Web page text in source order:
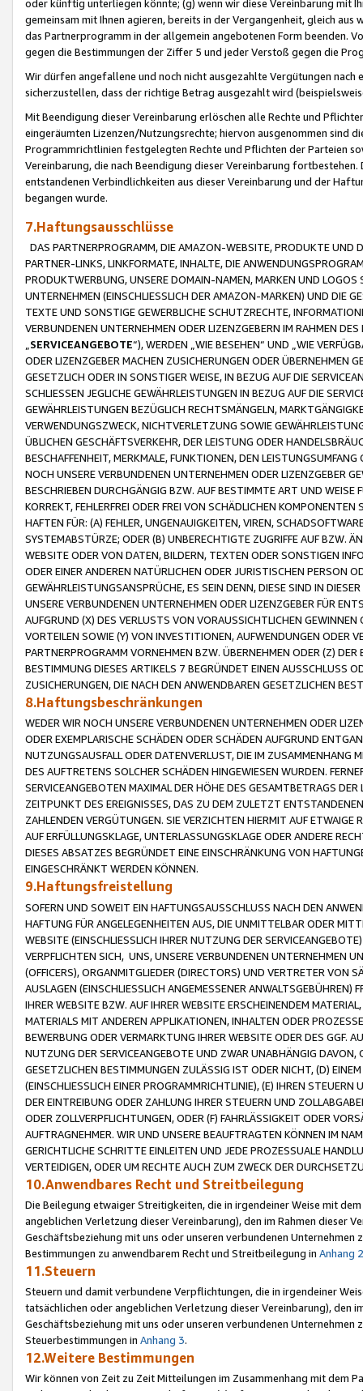
oder künftig unterliegen könnte; (g) wenn wir diese Vereinbarung mit
gemeinsam mit Ihnen agieren, bereits in der Vergangenheit, gleich
das Partnerprogramm in der allgemein angebotenen Form beenden.
gegen die Bestimmungen der Ziffer 5 und jeder Verstoß gegen die
Wir dürfen angefallene und noch nicht ausgezahlte Vergütungen
sicherzustellen, dass der richtige Betrag ausgezahlt wird
Mit Beendigung dieser Vereinbarung erlöschen alle Rechte und
eingeräumten Lizenzen/Nutzungsrechte; hiervon ausgenommen sind
Programmrichtlinien festgelegten Rechte und Pflichten der Parteien
Vereinbarung, die nach Beendigung dieser Vereinbarung
entstandenen Verbindlichkeiten aus dieser Vereinbarung und der
begangen wurde.
7.Haftungsausschlüsse
DAS PARTNERPROGRAMM, DIE AMAZON-WEBSITE, PRODUKTE UND
PARTNER-LINKS, LINKFORMATE, INHALTE, DIE
PRODUKTWERBUNG, UNSERE DOMAIN-NAMEN, MARKEN UND
UNTERNEHMEN (EINSCHLIESSLICH DER AMAZON-MARKEN) UND DIE
TEXTE UND SONSTIGE GEWERBLICHE SCHUTZRECHTE,
VERBUNDENEN UNTERNEHMEN ODER LIZENZGEBERN IM RAHMEN
SERVICEANGEBOTE“), WERDEN „WIE BESEHEN“ UND „WIE
ODER LIZENZGEBER MACHEN ZUSICHERUNGEN ODER ÜBERNEHMEN
GESETZLICH ODER IN SONSTIGER WEISE, IN BEZUG AUF DIE
SCHLIESSEN JEGLICHE GEWÄHRLEISTUNGEN IN BEZUG AUF DIE
GEWÄHRLEISTUNGEN BEZÜGLICH RECHTSMÄNGELN,
VERWENDUNGSZWECK, NICHTVERLETZUNG SOWIE
ÜBLICHEN GESCHÄFTSVERKEHR, DER LEISTUNG ODER
BESCHAFFENHEIT, MERKMALE, FUNKTIONEN, DEN
NOCH UNSERE VERBUNDENEN UNTERNEHMEN ODER LIZENZGEBER
BESCHRIEBEN DURCHGÄNGIG BZW. AUF BESTIMMTE ART UND
KORREKT, FEHLERFREI ODER FREI VON SCHÄDLICHEN
HAFTEN FÜR: (A) FEHLER, UNGENAUIGKEITEN, VIREN,
SYSTEMABSTÜRZE; ODER (B) UNBERECHTIGTE ZUGRIFFE AUF BZW.
WEBSITE ODER VON DATEN, BILDERN, TEXTEN ODER SONSTIGEN
ODER EINER ANDEREN NATÜRLICHEN ODER JURISTISCHEN PERSON
GEWÄHRLEISTUNGSANSPRÜCHE, ES SEIN DENN, DIESE SIND IN
UNSERE VERBUNDENEN UNTERNEHMEN ODER LIZENZGEBER FÜR
AUFGRUND (X) DES VERLUSTS VON VORAUSSICHTLICHEN
VORTEILEN SOWIE (Y) VON INVESTITIONEN, AUFWENDUNGEN ODER
PARTNERPROGRAMM VORNEHMEN BZW. ÜBERNEHMEN ODER (Z)
BESTIMMUNG DIESES ARTIKELS 7 BEGRÜNDET EINEN AUSSCHLUSS
ZUSICHERUNGEN, DIE NACH DEN ANWENDBAREN GESETZLICHEN
8.Haftungsbeschränkungen
WEDER WIR NOCH UNSERE VERBUNDENEN UNTERNEHMEN ODER
ODER EXEMPLARISCHE SCHÄDEN ODER SCHÄDEN AUFGRUND
NUTZUNGSAUSFALL ODER DATENVERLUST, DIE IM ZUSAMMENHANG
DES AUFTRETENS SOLCHER SCHÄDEN HINGEWIESEN WURDEN.
SERVICEANGEBOTEN MAXIMAL DER HÖHE DES GESAMTBETRAGS
ZEITPUNKT DES EREIGNISSES, DAS ZU DEM ZULETZT
ZAHLENDEN VERGÜTUNGEN. SIE VERZICHTEN HIERMIT AUF
AUF ERFÜLLUNGSKLAGE, UNTERLASSUNGSKLAGE ODER ANDERE
DIESES ABSATZES BEGRÜNDET EINE EINSCHRÄNKUNG VON
EINGESCHRÄNKT WERDEN KÖNNEN.
9.Haftungsfreistellung
SOFERN UND SOWEIT EIN HAFTUNGSAUSSCHLUSS NACH DEN
HAFTUNG FÜR ANGELEGENHEITEN AUS, DIE UNMITTELBAR ODER
WEBSITE (EINSCHLIESSLICH IHRER NUTZUNG DER
VERPFLICHTEN SICH, UNS, UNSERE VERBUNDENEN UNTERNEHMEN
(OFFICERS), ORGANMITGLIEDER (DIRECTORS) UND VERTRETER VON
AUSLAGEN (EINSCHLIESSLICH ANGEMESSENER
IHRER WEBSITE BZW. AUF IHRER WEBSITE ERSCHEINENDEM
MATERIALS MIT ANDEREN APPLIKATIONEN, INHALTEN ODER
BEWERBUNG ODER VERMARKTUNG IHRER WEBSITE ODER DES GGF.
NUTZUNG DER SERVICEANGEBOTE UND ZWAR UNABHÄNGIG
GESETZLICHEN BESTIMMUNGEN ZULÄSSIG IST ODER NICHT, (D)
(EINSCHLIESSLICH EINER PROGRAMMRICHTLINIE), (E) IHREN
DER EINTREIBUNG ODER ZAHLUNG IHRER STEUERN UND
ODER ZOLLVERPFLICHTUNGEN, ODER (F) FAHRLÄSSIGKEIT ODER
AUFTRAGNEHMER. WIR UND UNSERE BEAUFTRAGTEN KÖNNEN IM
GERICHTLICHE SCHRITTE EINLEITEN UND JEDE PROZESSUALE
VERTEIDIGEN, ODER UM RECHTE AUCH ZUM ZWECK DER
10.Anwendbares Recht und Streitbeilegung
Die Beilegung etwaiger Streitigkeiten, die in irgendeiner Weise mit
angeblichen Verletzung dieser Vereinbarung), den im Rahmen dieser
Geschäftsbeziehung mit uns oder unseren verbundenen
Bestimmungen zu anwendbarem Recht und Streitbeilegung in Anhang 2
11.Steuern
Steuern und damit verbundene Verpflichtungen, die in irgendeiner
tatsächlichen oder angeblichen Verletzung dieser Vereinbarung), den
Geschäftsbeziehung mit uns oder unseren verbundenen
Steuerbestimmungen in Anhang 3.
12.Weitere Bestimmungen
Wir können von Zeit zu Zeit Mitteilungen im Zusammenhang mit dem